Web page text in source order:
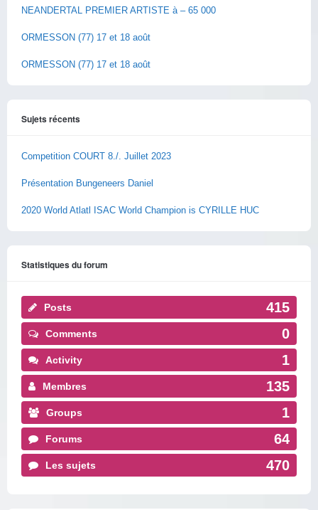
NEANDERTAL PREMIER ARTISTE à – 65 000
ORMESSON (77) 17 et 18 août
ORMESSON (77) 17 et 18 août
Sujets récents
Competition COURT 8./. Juillet 2023
Présentation Bungeneers Daniel
2020 World Atlatl ISAC World Champion is CYRILLE HUC
Statistiques du forum
Posts 415
Comments 0
Activity 1
Membres 135
Groups 1
Forums 64
Les sujets 470